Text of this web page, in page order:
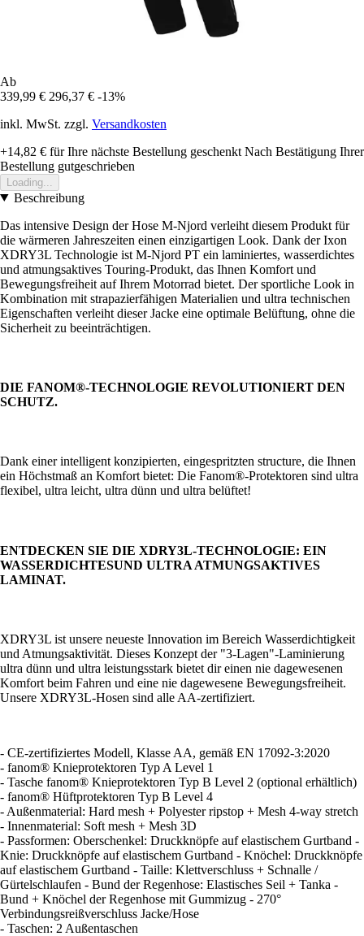
Ab
339,99 € 296,37 € -13%
inkl. MwSt. zzgl. Versandkosten
+14,82 € für Ihre nächste Bestellung geschenkt Nach Bestätigung Ihrer
Bestellung gutgeschrieben
Loading...
Beschreibung
Das intensive Design der Hose M-Njord verleiht diesem Produkt für
die wärmeren Jahreszeiten einen einzigartigen Look. Dank der Ixon
XDRY3L Technologie ist M-Njord PT ein laminiertes, wasserdichtes
und atmungsaktives Touring-Produkt, das Ihnen Komfort und
Bewegungsfreiheit auf Ihrem Motorrad bietet. Der sportliche Look in
Kombination mit strapazierfähigen Materialien und ultra technischen
Eigenschaften verleiht dieser Jacke eine optimale Belüftung, ohne die
Sicherheit zu beeinträchtigen.
DIE FANOM®-TECHNOLOGIE REVOLUTIONIERT DEN
SCHUTZ.
Dank einer intelligent konzipierten, eingespritzten structure, die Ihnen
ein Höchstmaß an Komfort bietet: Die Fanom®-Protektoren sind ultra
flexibel, ultra leicht, ultra dünn und ultra belüftet!
ENTDECKEN SIE DIE XDRY3L-TECHNOLOGIE: EIN
WASSERDICHTESUND ULTRA ATMUNGSAKTIVES
LAMINAT.
XDRY3L ist unsere neueste Innovation im Bereich Wasserdichtigkeit
und Atmungsaktivität. Dieses Konzept der "3-Lagen"-Laminierung
ultra dünn und ultra leistungsstark bietet dir einen nie dagewesenen
Komfort beim Fahren und eine nie dagewesene Bewegungsfreiheit.
Unsere XDRY3L-Hosen sind alle AA-zertifiziert.
- CE-zertifiziertes Modell, Klasse AA, gemäß EN 17092-3:2020
- fanom® Knieprotektoren Typ A Level 1
- Tasche fanom® Knieprotektoren Typ B Level 2 (optional erhältlich)
- fanom® Hüftprotektoren Typ B Level 4
- Außenmaterial: Hard mesh + Polyester ripstop + Mesh 4-way stretch
- Innenmaterial: Soft mesh + Mesh 3D
- Passformen: Oberschenkel: Druckknöpfe auf elastischem Gurtband -
Knie: Druckknöpfe auf elastischem Gurtband - Knöchel: Druckknöpfe
auf elastischem Gurtband - Taille: Klettverschluss + Schnalle /
Gürtelschlaufen - Bund der Regenhose: Elastisches Seil + Tanka -
Bund + Knöchel der Regenhose mit Gummizug - 270°
Verbindungsreißverschluss Jacke/Hose
- Taschen: 2 Außentaschen